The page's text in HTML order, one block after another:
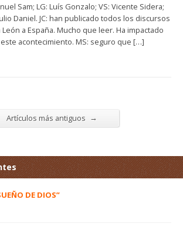
Sam; LG: Luís Gonzalo; VS: Vicente Sidera;
Daniel. JC: han publicado todos los discursos
a España. Mucho que leer. Ha impactado
acontecimiento. MS: seguro que […]
Artículos más antiguos →
DE DIOS”